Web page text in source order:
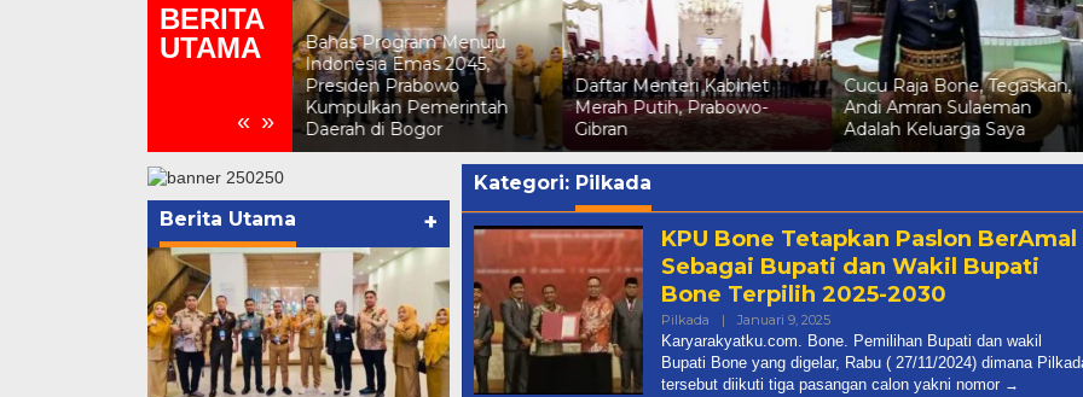
BERITA
UTAMA
« »
Bahas Program Menuju
Indonesia Emas 2045,
Daftar Menteri Kabinet
Merah Putih, Prabowo-
Gibran
Cucu Raja Bone, Tegaskan,
Andi Amran Sulaeman
Adalah Keluarga Saya
Legislator Persilahkan
Kontraktor Yang Merasa
Dirugikan Untuk Melapor ke
APH
Berita Utama +
Kategori: Pilkada
KPU Bone Tetapkan Paslon BerAmal
Sebagai Bupati dan Wakil Bupati
Bone Terpilih 2025-2030
Pilkada | Januari 9, 2025Oleh
Redaksi
Karya
Rakyatku
Karyarakyatku.com. Bone. Pemilihan Bupati dan wakil
Bupati Bone yang digelar, Rabu ( 27/11/2024) dimana
tersebut diikuti tiga pasangan calon yakni nomor